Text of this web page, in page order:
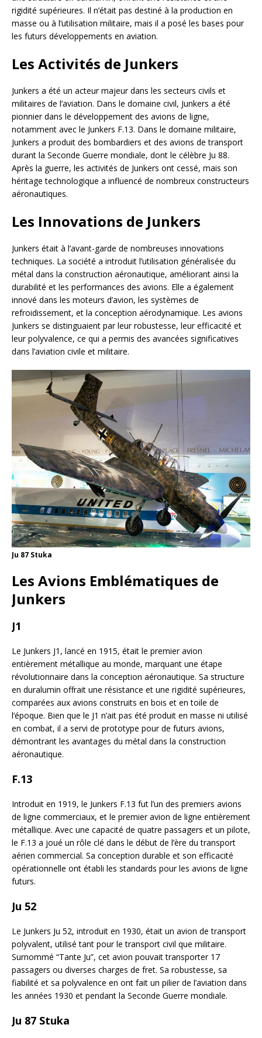
rigidité supérieures. Il n’était pas destiné à la production en
masse ou à l’utilisation militaire, mais il a posé les bases pour
les futurs développements en aviation.
Les Activités de Junkers
Junkers a été un acteur majeur dans les secteurs civils et
militaires de l’aviation. Dans le domaine civil, Junkers a été
pionnier dans le développement des avions de ligne,
notamment avec le Junkers F.13. Dans le domaine militaire,
Junkers a produit des bombardiers et des avions de transport
durant la Seconde Guerre mondiale, dont le célèbre Ju 88.
Après la guerre, les activités de Junkers ont cessé, mais son
héritage technologique a influencé de nombreux constructeurs
aéronautiques.
Les Innovations de Junkers
Junkers était à l’avant-garde de nombreuses innovations
techniques. La société a introduit l’utilisation généralisée du
métal dans la construction aéronautique, améliorant ainsi la
durabilité et les performances des avions. Elle a également
innové dans les moteurs d’avion, les systèmes de
refroidissement, et la conception aérodynamique. Les avions
Junkers se distinguaient par leur robustesse, leur efficacité et
leur polyvalence, ce qui a permis des avancées significatives
dans l’aviation civile et militaire.
Ju 87 Stuka
Les Avions Emblématiques de
Junkers
J1
Le Junkers J1, lancé en 1915, était le premier avion
entièrement métallique au monde, marquant une étape
révolutionnaire dans la conception aéronautique. Sa structure
en duralumin offrait une résistance et une rigidité supérieures,
comparées aux avions construits en bois et en toile de
l’époque. Bien que le J1 n’ait pas été produit en masse ni utilisé
en combat, il a servi de prototype pour de futurs avions,
démontrant les avantages du métal dans la construction
aéronautique.
F.13
Introduit en 1919, le Junkers F.13 fut l’un des premiers avions
de ligne commerciaux, et le premier avion de ligne entièrement
métallique. Avec une capacité de quatre passagers et un pilote,
le F.13 a joué un rôle clé dans le début de l’ère du transport
aérien commercial. Sa conception durable et son efficacité
opérationnelle ont établi les standards pour les avions de ligne
futurs.
Ju 52
Le Junkers Ju 52, introduit en 1930, était un avion de transport
polyvalent, utilisé tant pour le transport civil que militaire.
Surnommé “Tante Ju”, cet avion pouvait transporter 17
passagers ou diverses charges de fret. Sa robustesse, sa
fiabilité et sa polyvalence en ont fait un pilier de l’aviation dans
les années 1930 et pendant la Seconde Guerre mondiale.
Ju 87 Stuka